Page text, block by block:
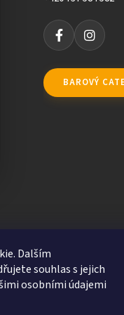
Dalším
souhlas s jejich
osobními údajemi
BAROVÝ